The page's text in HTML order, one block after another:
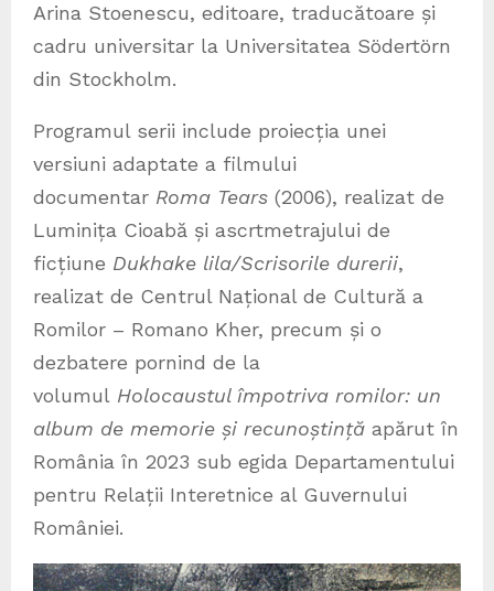
Arina Stoenescu, editoare, traducătoare și
cadru universitar la Universitatea Södertörn
din Stockholm.
Programul serii include proiecția unei
versiuni adaptate a filmului
documentar Roma Tears (2006), realizat de
Luminița Cioabă și ascrtmetrajului de
ficțiune Dukhake lila/Scrisorile durerii,
realizat de Centrul Național de Cultură a
Romilor – Romano Kher, precum și o
dezbatere pornind de la
volumul Holocaustul împotriva romilor: un
album de memorie și recunoștință apărut în
România în 2023 sub egida Departamentului
pentru Relații Interetnice al Guvernului
României.